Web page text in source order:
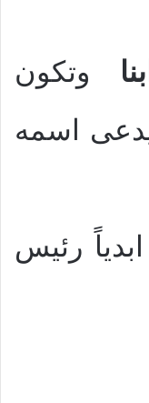
وتكون
اسمه
ابدياً رئيس